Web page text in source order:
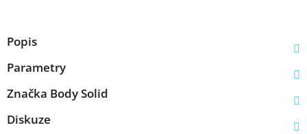
Popis
Parametry
Značka Body Solid
Diskuze